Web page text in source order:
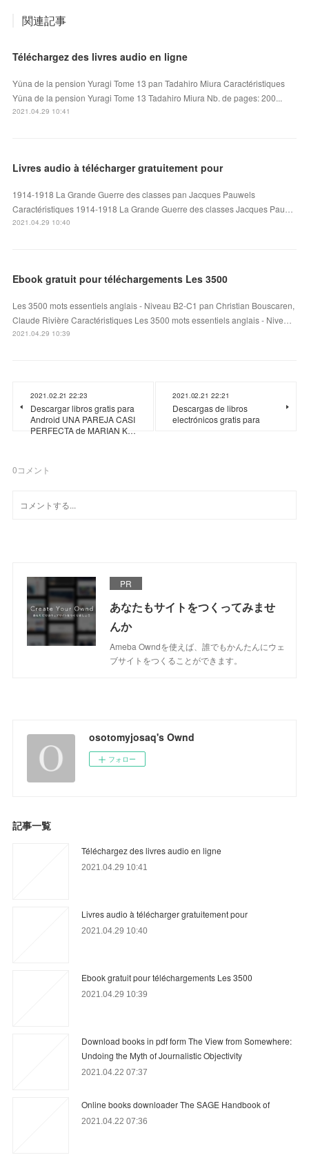
関連記事
Téléchargez des livres audio en ligne
Yûna de la pension Yuragi Tome 13 pan Tadahiro Miura Caractéristiques
Yûna de la pension Yuragi Tome 13 Tadahiro Miura Nb. de pages: 200...
2021.04.29 10:41
Livres audio à télécharger gratuitement pour
1914-1918 La Grande Guerre des classes pan Jacques Pauwels
Caractéristiques 1914-1918 La Grande Guerre des classes Jacques Pau…
2021.04.29 10:40
Ebook gratuit pour téléchargements Les 3500
Les 3500 mots essentiels anglais - Niveau B2-C1 pan Christian Bouscaren,
Claude Rivière Caractéristiques Les 3500 mots essentiels anglais - Nive…
2021.04.29 10:39
2021.02.21 22:23
Descargar libros gratis para
Android UNA PAREJA CASI
PERFECTA de MARIAN K…
2021.02.21 22:21
Descargas de libros
electrónicos gratis para
0コメント
PR
あなたもサイトをつくってみませ
んか
Ameba Owndを使えば、誰でもかんたんにウェ
ブサイトをつくることができます。
osotomyjosaq's Ownd
フォロー
記事一覧
Téléchargez des livres audio en ligne
2021.04.29 10:41
Livres audio à télécharger gratuitement pour
2021.04.29 10:40
Ebook gratuit pour téléchargements Les 3500
2021.04.29 10:39
Download books in pdf form The View from Somewhere:
Undoing the Myth of Journalistic Objectivity
2021.04.22 07:37
Online books downloader The SAGE Handbook of
2021.04.22 07:36